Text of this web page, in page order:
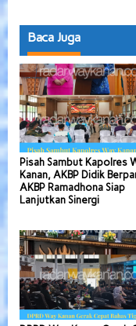
Baca Juga
Pisah Sambut Kapolres
Kanan, AKBP Didik
AKBP Ramadhona Siap
Lanjutkan Sinergi